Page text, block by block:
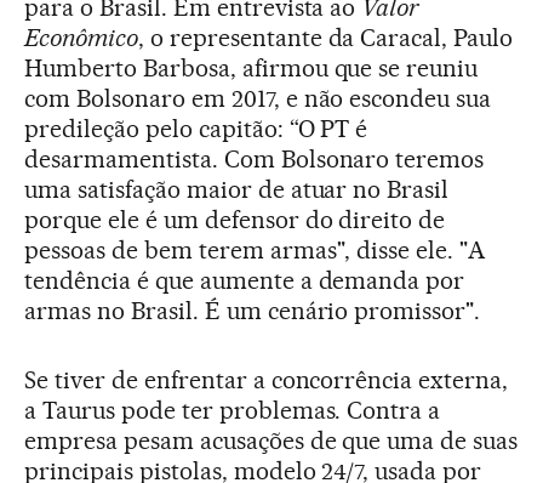
para o Brasil. Em entrevista ao Valor
Econômico, o representante da Caracal, Paulo
Humberto Barbosa, afirmou que se reuniu
com Bolsonaro em 2017, e não escondeu sua
predileção pelo capitão: “O PT é
desarmamentista. Com Bolsonaro teremos
uma satisfação maior de atuar no Brasil
porque ele é um defensor do direito de
pessoas de bem terem armas", disse ele. "A
tendência é que aumente a demanda por
armas no Brasil. É um cenário promissor".
Se tiver de enfrentar a concorrência externa,
a Taurus pode ter problemas. Contra a
empresa pesam acusações de que uma de suas
principais pistolas, modelo 24/7, usada por